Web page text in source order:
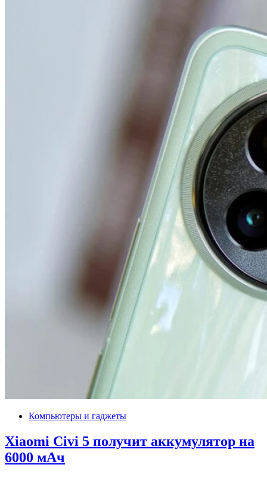
Компьютеры и гаджеты
Xiaomi Civi 5 получит аккумулятор на
6000 мАч